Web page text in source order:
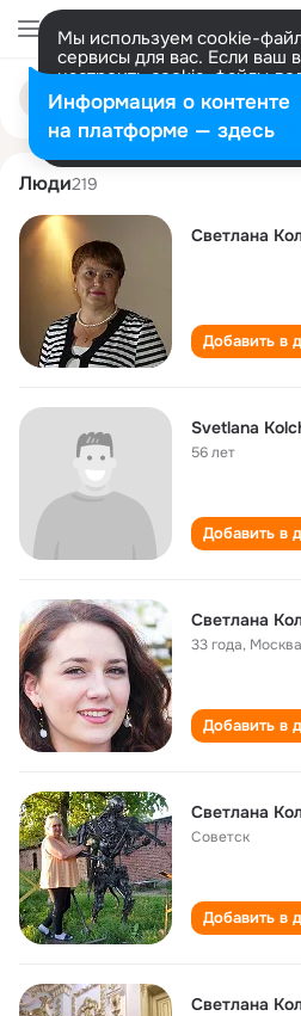
Мы используем cookie-
сервисы для вас. Если ваш
настроить cookie-файлы
представитель. Больше
Разрешить все
Поиск
людям
svetlana kolchanova
Люди219
Светлана
Добавить в
Svetlana
56 лет
Добавить в
Светлана
33 года, Москва
Добавить в
Светлана
Советск
Добавить в
Светлана
Информация о контенте
на платформе — здесь